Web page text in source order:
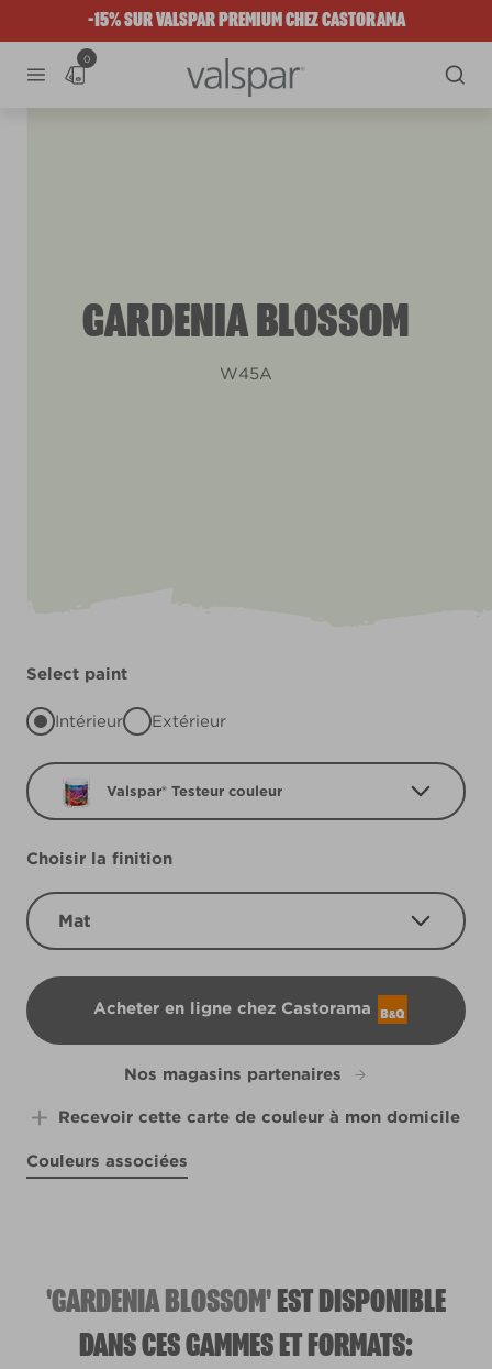
-15% SUR VALSPAR PREMIUM CHEZ CASTORAMA
0
GARDENIA BLOSSOM
W45A
Select paint
Intérieur Extérieur
Valspar® Testeur couleur
Choisir la finition
Mat
Acheter en ligne chez Castorama
B&Q
Nos magasins partenaires
Recevoir cette carte de couleur à mon domicile
Couleurs associées
'GARDENIA BLOSSOM' EST DISPONIBLE
DANS CES GAMMES ET FORMATS: